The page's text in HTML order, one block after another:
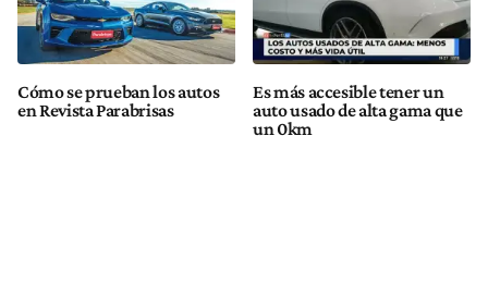
Cómo se prueban los autos
en Revista Parabrisas
Es más accesible tener un
auto usado de alta gama que
un 0km